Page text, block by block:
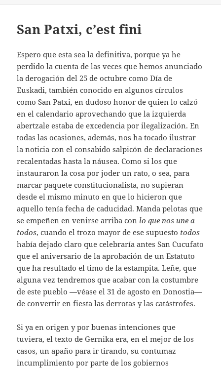
San Patxi, c’est fini
Espero que esta sea la definitiva, porque ya he
perdido la cuenta de las veces que hemos anunciado
la derogación del 25 de octubre como Día de
Euskadi, también conocido en algunos círculos
como San Patxi, en dudoso honor de quien lo calzó
en el calendario aprovechando que la izquierda
abertzale estaba de excedencia por ilegalización. En
todas las ocasiones, además, nos ha tocado ilustrar
la noticia con el consabido salpicón de declaraciones
recalentadas hasta la náusea. Como si los que
instauraron la cosa por joder un rato, o sea, para
marcar paquete constitucionalista, no supieran
desde el mismo minuto en que lo hicieron que
aquello tenía fecha de caducidad. Manda pelotas que
se empeñen en venirse arriba con lo que nos une a
todos, cuando el trozo mayor de ese supuesto todos
había dejado claro que celebraría antes San Cucufato
que el aniversario de la aprobación de un Estatuto
que ha resultado el timo de la estampita. Leñe, que
alguna vez tendremos que acabar con la costumbre
de este pueblo —véase el 31 de agosto en Donostia—
de convertir en fiesta las derrotas y las catástrofes.
Si ya en origen y por buenas intenciones que
tuviera, el texto de Gernika era, en el mejor de los
casos, un apaño para ir tirando, su contumaz
incumplimiento por parte de los gobiernos